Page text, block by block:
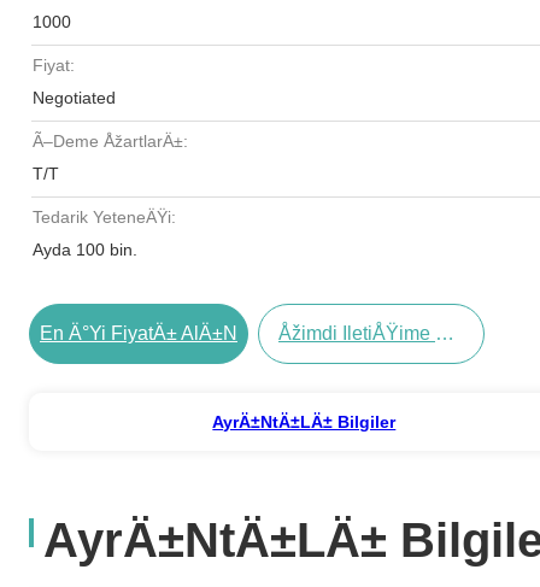
1000
Fiyat:
Negotiated
Ã–Deme ÅžartlarÄ±:
T/T
Tedarik YeteneÄŸi:
Ayda 100 bin.
En Ä°yi FiyatÄ± AlÄ±n Åžimdi IletiÅŸime GeÃ§in
AyrÄ±ntÄ±lÄ± Bilgiler
AyrÄ±ntÄ±lÄ±